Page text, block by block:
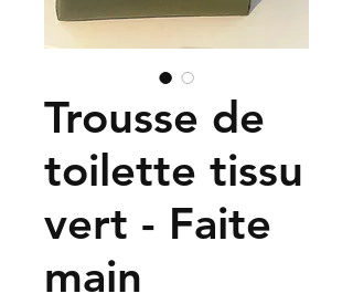
Trousse de
toilette tissu
vert - Faite
main